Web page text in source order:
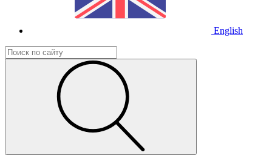
English